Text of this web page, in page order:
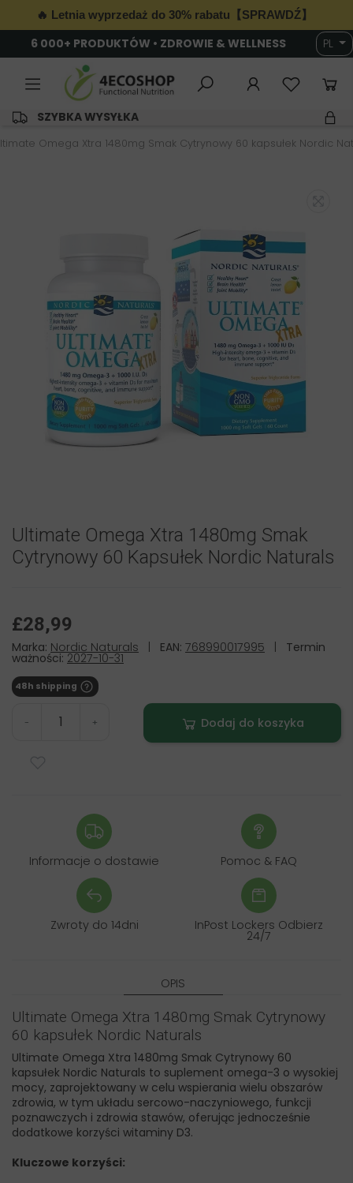
🔥 Letnia wyprzedaż do 30% rabatu【SPRAWDŹ】
6 000+ PRODUKTÓW • ZDROWIE & WELLNESS PL
SZYBKA WYSYŁKA
Omega Xtra 1480mg Smak Cytrynowy 60 kapsułek Nordic
Ultimate Omega Xtra 1480mg Smak
Cytrynowy 60 Kapsułek Nordic Naturals
£28,99
Marka: Nordic Naturals EAN: 768990017995 Termin
ważności: 2027-10-31
48h shipping
- + Dodaj do koszyka
Informacje o dostawie Pomoc & FAQ
Zwroty do 14dni InPost Lockers Odbierz
24/7
OPIS
Ultimate Omega Xtra 1480mg Smak Cytrynowy
60 kapsułek Nordic Naturals
Ultimate Omega Xtra 1480mg Smak Cytrynowy 60
kapsułek Nordic Naturals to suplement omega-3 o wysokiej
mocy, zaprojektowany w celu wspierania wielu obszarów
zdrowia, w tym układu sercowo-naczyniowego, funkcji
poznawczych i zdrowia stawów, oferując jednocześnie
dodatkowe korzyści witaminy D3.
Kluczowe korzyści: